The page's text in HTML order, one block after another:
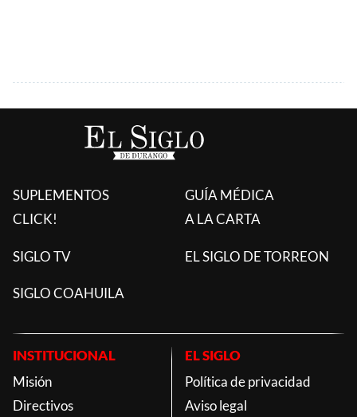
SUPLEMENTOS
CLICK!
GUÍA MÉDICA
A LA CARTA
SIGLO TV EL SIGLO DE TORREON
SIGLO COAHUILA
INSTITUCIONAL
Misión
Directivos
EL SIGLO
Política de privacidad
Aviso legal